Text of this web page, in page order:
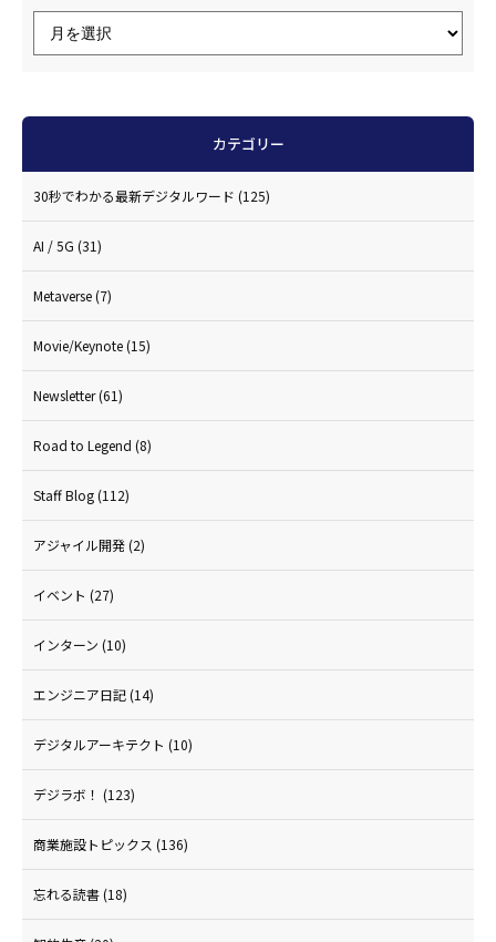
カテゴリー
30秒でわかる最新デジタルワード (125)
AI / 5G (31)
Metaverse(7)
Movie/Keynote(15)
Newsletter(61)
Road to Legend (8)
Staff Blog(112)
アジャイル開発(2)
イベント (27)
インターン (10)
エンジニア日記(14)
デジタルアーキテクト (10)
デジラボ！ (123)
商業施設トピックス (136)
忘れる読書(18)